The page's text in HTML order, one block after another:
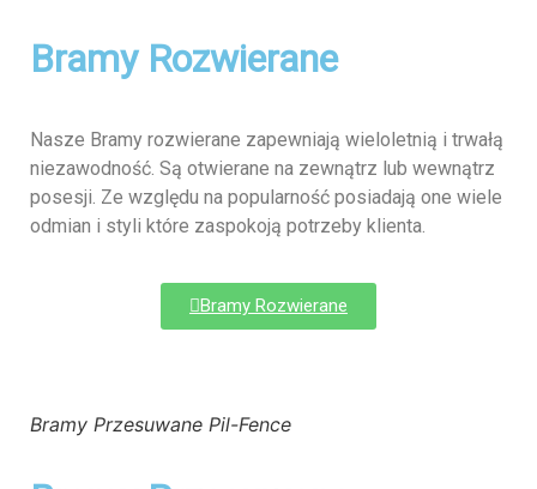
Bramy Rozwierane
Nasze Bramy rozwierane zapewniają wieloletnią i trwałą
niezawodność. Są otwierane na zewnątrz lub wewnątrz
posesji. Ze względu na popularność posiadają one wiele
odmian i styli które zaspokoją potrzeby klienta.
Bramy Rozwierane
Bramy Przesuwane Pil-Fence